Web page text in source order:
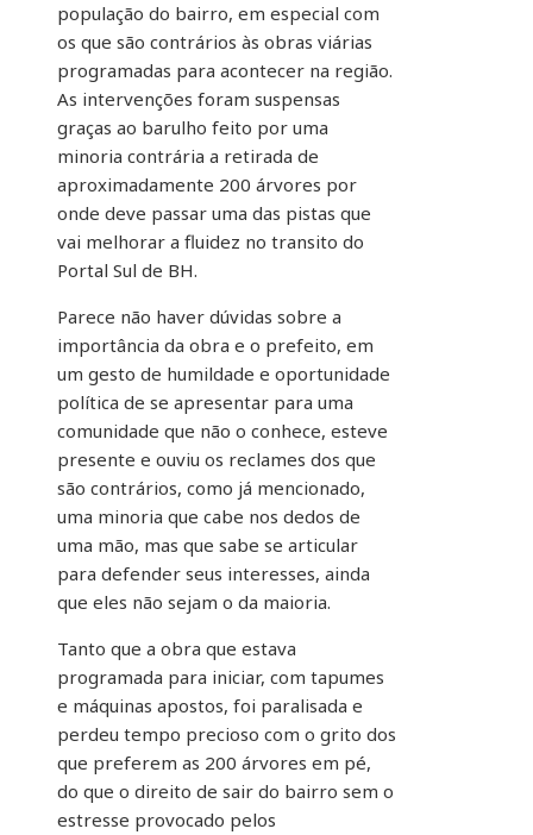
população do bairro, em especial com
os que são contrários às obras viárias
programadas para acontecer na região.
As intervenções foram suspensas
graças ao barulho feito por uma
minoria contrária a retirada de
aproximadamente 200 árvores por
onde deve passar uma das pistas que
vai melhorar a fluidez no transito do
Portal Sul de BH.
Parece não haver dúvidas sobre a
importância da obra e o prefeito, em
um gesto de humildade e oportunidade
política de se apresentar para uma
comunidade que não o conhece, esteve
presente e ouviu os reclames dos que
são contrários, como já mencionado,
uma minoria que cabe nos dedos de
uma mão, mas que sabe se articular
para defender seus interesses, ainda
que eles não sejam o da maioria.
Tanto que a obra que estava
programada para iniciar, com tapumes
e máquinas apostos, foi paralisada e
perdeu tempo precioso com o grito dos
que preferem as 200 árvores em pé,
do que o direito de sair do bairro sem o
estresse provocado pelos